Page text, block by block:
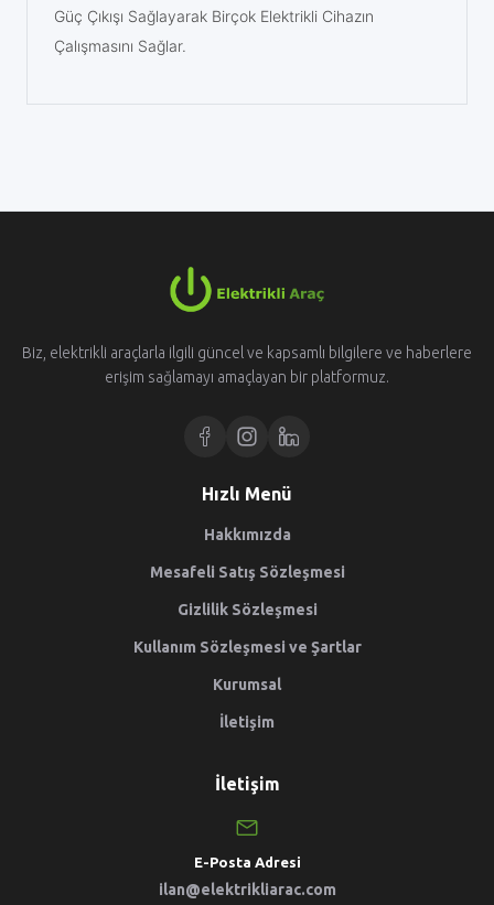
Güç Çıkışı Sağlayarak Birçok Elektrikli Cihazın
Çalışmasını Sağlar.
Biz, elektrikli araçlarla ilgili güncel ve kapsamlı bilgilere ve haberlere
erişim sağlamayı amaçlayan bir platformuz.
Hızlı Menü
Hakkımızda
Mesafeli Satış Sözleşmesi
Gizlilik Sözleşmesi
Kullanım Sözleşmesi ve Şartlar
Kurumsal
İletişim
İletişim
E-Posta Adresi
ilan@elektrikliarac.com